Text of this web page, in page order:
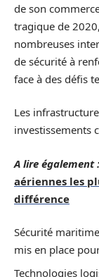
de son
tragique de
nombreuses
de sécurité à
face à des défis
Les
investissements
A lire également :
aériennes les
différence
Sécurité
mis en place
Technologies